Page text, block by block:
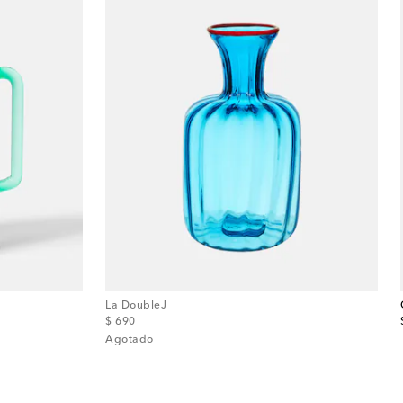
La DoubleJ
$ 690
original price
Agotado